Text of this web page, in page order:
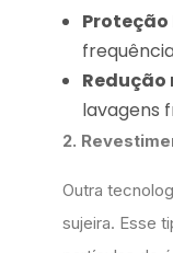
Proteção
lavagens
2.
Outra
sujeira. Esse